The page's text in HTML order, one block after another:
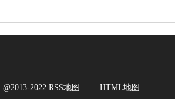
@2013-2022 RSS地图 HTML地图